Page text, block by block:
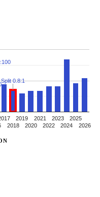
2018
2019
2020
2021
2022
2023
2024
2025
2026
Split 0.8:1